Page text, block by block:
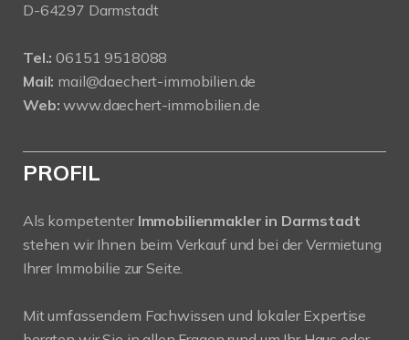
D-64297 Darmstadt
Tel.: 06151 9518088
Mail: mail@daechert-immobilien.de
Web: www.daechert-immobilien.de
PROFIL
Als kompetenter Immobilienmakler in Darmstadt
stehen wir Ihnen beim Verkauf und bei der Vermietung
Ihrer Immobilie zur Seite.
Mit umfassendem Fachwissen und lokaler Expertise